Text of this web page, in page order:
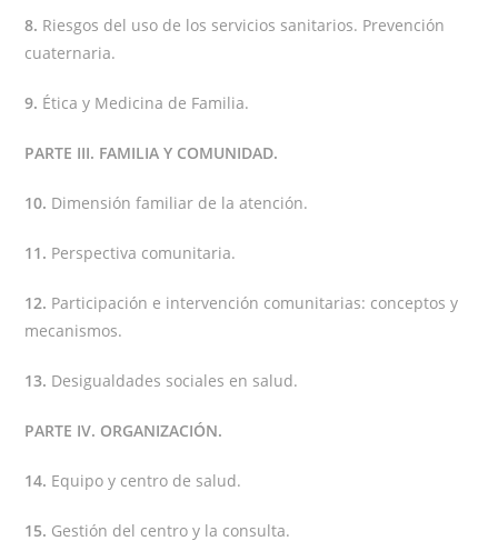
8. Riesgos del uso de los servicios sanitarios. Prevención
cuaternaria.
9. Ética y Medicina de Familia.
PARTE III. FAMILIA Y COMUNIDAD.
10. Dimensión familiar de la atención.
11. Perspectiva comunitaria.
12. Participación e intervención comunitarias: conceptos y
mecanismos.
13. Desigualdades sociales en salud.
PARTE IV. ORGANIZACIÓN.
14. Equipo y centro de salud.
15. Gestión del centro y la consulta.